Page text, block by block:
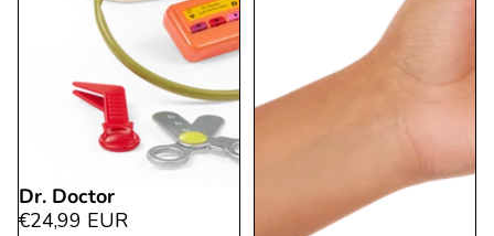
Dr. Doctor
€24,99 EUR